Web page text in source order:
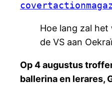
Hoe lang zal
de VS aan
Op 4 augustus
ballerina en lerares,